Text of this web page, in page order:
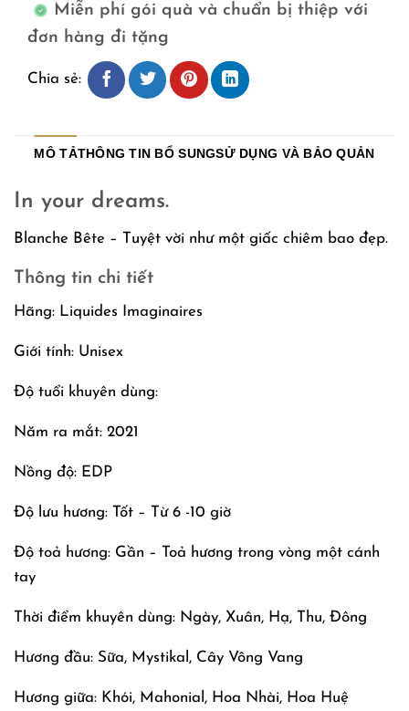
Miễn phí gói quà và chuẩn bị thiệp với
đơn hàng đi tặng
Chia sẻ:
MÔ TẢTHÔNG TIN BỔ SUNGSỬ DỤNG VÀ BẢO QUẢN
In your dreams.
Blanche Bête – Tuyệt vời như một giấc chiêm bao đẹp.
Thông tin chi tiết
Hãng: Liquides Imaginaires
Giới tính: Unisex
Độ tuổi khuyên dùng:
Năm ra mắt: 2021
Nồng độ: EDP
Độ lưu hương: Tốt – Từ 6 -10 giờ
Độ toả hương: Gần – Toả hương trong vòng một cánh
tay
Thời điểm khuyên dùng: Ngày, Xuân, Hạ, Thu, Đông
Hương đầu: Sữa, Mystikal, Cây Vông Vang
Hương giữa: Khói, Mahonial, Hoa Nhài, Hoa Huệ